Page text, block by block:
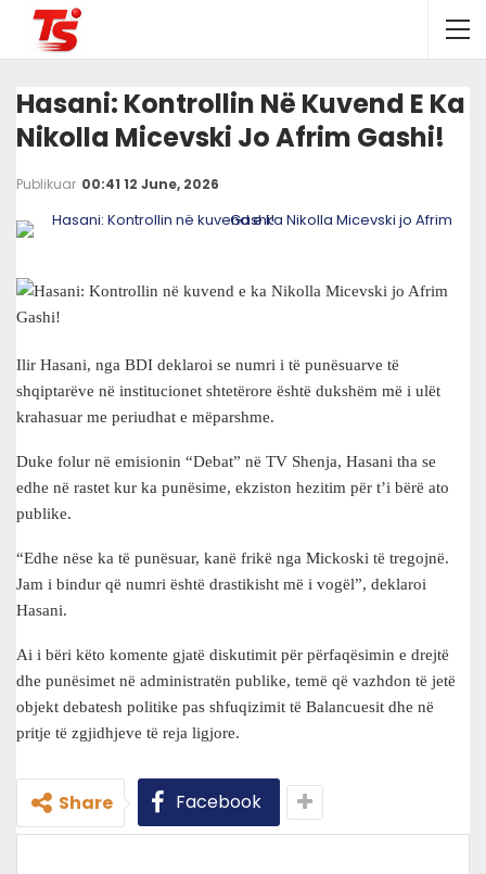
Hasani: Kontrollin Në Kuvend E Ka
Nikolla Micevski Jo Afrim Gashi!
Publikuar 00:41 12 June, 2026
Ilir Hasani, nga BDI deklaroi se numri i të punësuarve të
shqiptarëve në institucionet shtetërore është dukshëm më i ulët
krahasuar me periudhat e mëparshme.
Duke folur në emisionin “Debat” në TV Shenja, Hasani tha se
edhe në rastet kur ka punësime, ekziston hezitim për t’i bërë ato
publike.
“Edhe nëse ka të punësuar, kanë frikë nga Mickoski të tregojnë.
Jam i bindur që numri është drastikisht më i vogël”, deklaroi
Hasani.
Ai i bëri këto komente gjatë diskutimit për përfaqësimin e drejtë
dhe punësimet në administratën publike, temë që vazhdon të jetë
objekt debatesh politike pas shfuqizimit të Balancuesit dhe në
pritje të zgjidhjeve të reja ligjore.
Share Facebook